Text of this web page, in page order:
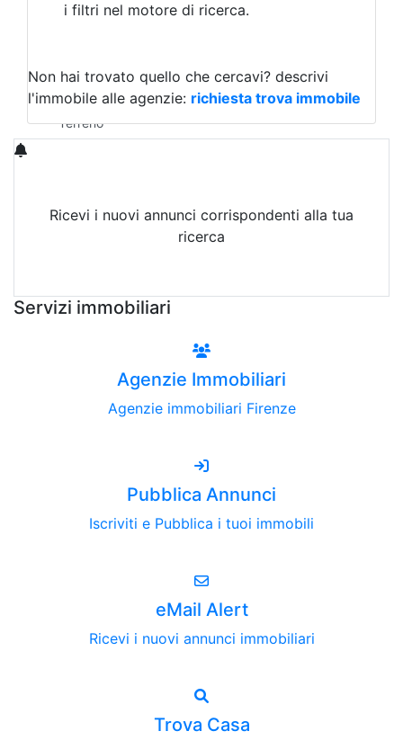
Magazzini
Qualsiasi
Terreno edificabile
Terreno
i filtri nel motore di ricerca.
Non hai trovato quello che cercavi? descrivi
l'immobile alle agenzie: richiesta trova immobile
Ricevi i nuovi annunci corrispondenti alla tua
ricerca
Servizi immobiliari
Agenzie Immobiliari
Agenzie immobiliari Firenze
Pubblica Annunci
Iscriviti e Pubblica i tuoi immobili
eMail Alert
Ricevi i nuovi annunci immobiliari
Trova Casa